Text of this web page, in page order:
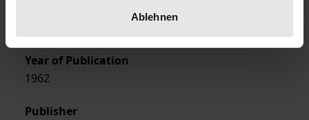
Ablehnen
Year of Publication
1962
Publisher